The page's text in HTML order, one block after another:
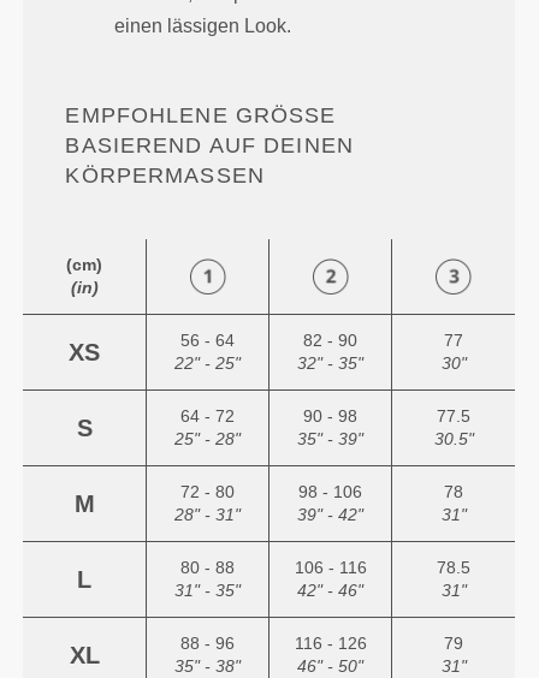
einen lässigen Look.
EMPFOHLENE GRÖSSE B
ASIEREND AUF DEINEN K
ÖRPERMASSEN
(cm)
(in)
XS
56 - 64
22" - 25"
82 - 90
32" - 35"
77
30"
S
64 - 72
25" - 28"
90 - 98
35" - 39"
77.5
30.5"
M
72 - 80
28" - 31"
98 - 106
39" - 42"
78
31"
L
80 - 88
31" - 35"
106 - 116
42" - 46"
78.5
31"
XL
88 - 96
35" - 38"
116 - 126
46" - 50"
79
31"